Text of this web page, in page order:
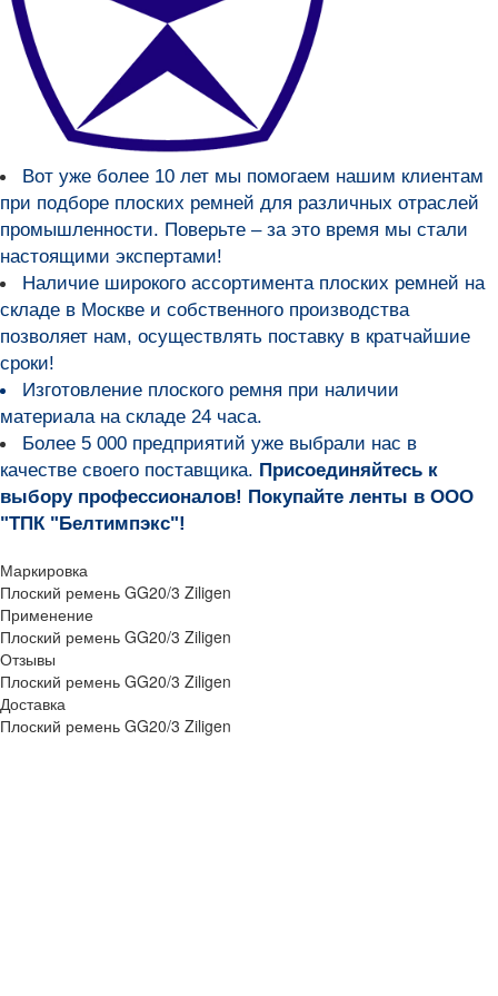
Вот уже более 10 лет мы помогаем нашим клиентам
при подборе плоских ремней для различных отраслей
промышленности. Поверьте – за это время мы стали
настоящими экспертами!
Наличие широкого ассортимента плоских ремней на
складе в Москве и собственного производства
позволяет нам, осуществлять поставку в кратчайшие
сроки!
Изготовление плоского ремня при наличии
материала на складе 24 часа.
Более 5 000 предприятий уже выбрали нас в
качестве своего поставщика. Присоединяйтесь к
выбору профессионалов! Покупайте ленты в ООО
"ТПК "Белтимпэкс"!
Маркировка
Плоский ремень GG20/3 Ziligen
Применение
Плоский ремень GG20/3 Ziligen
Отзывы
Плоский ремень GG20/3 Ziligen
Доставка
Плоский ремень GG20/3 Ziligen